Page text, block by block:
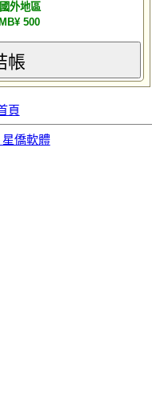
國外地區
500
帳
頁
僑軟體